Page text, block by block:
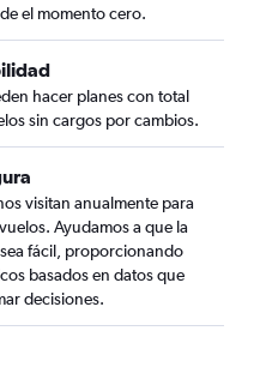
el momento cero.
hacer planes con total
sin cargos por cambios.
visitan anualmente para
Ayudamos a que la
fácil, proporcionando
basados en datos que
decisiones.